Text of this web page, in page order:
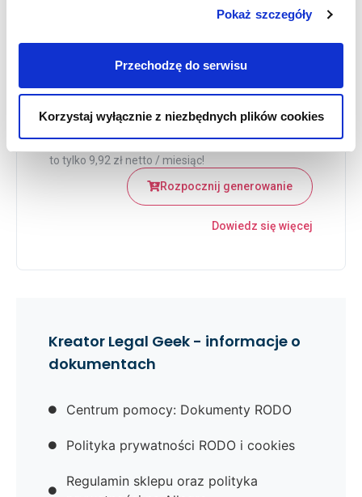
Pokaż szczegóły
Przechodzę do serwisu
Korzystaj wyłącznie z niezbędnych plików cookies
Kreator Legal Geek - informacje o
dokumentach
Centrum pomocy: Dokumenty RODO
Polityka prywatności RODO i cookies
Regulamin sklepu oraz polityka
Określa warunki sprzedaży i informuje
kupujących o zasadach przetwarzania
ich danych osobowych.
119 zł netto / rok
to tylko 9,92 zł netto / miesiąc!
Rozpocznij generowanie
Dowiedz się więcej